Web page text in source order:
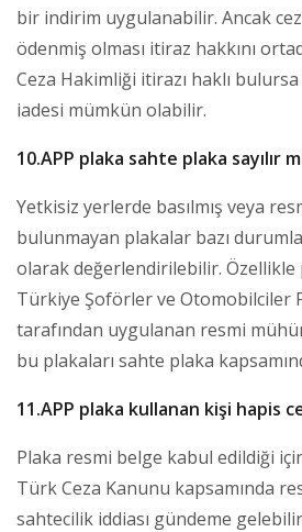
bir indirim uygulanabilir. Ancak
ödenmiş olması itiraz hakkını
Ceza Hakimliği itirazı haklı
iadesi mümkün olabilir.
10.APP plaka sahte plaka sayılır
Yetkisiz yerlerde basılmış veya
bulunmayan plakalar bazı
olarak değerlendirilebilir. Özellikle
Türkiye Şoförler ve Otomobilciler
tarafından uygulanan resmi
bu plakaları sahte plaka
11.APP plaka kullanan kişi hapis
Plaka resmi belge kabul edildiği
Türk Ceza Kanunu kapsamında
sahtecilik iddiası gündeme